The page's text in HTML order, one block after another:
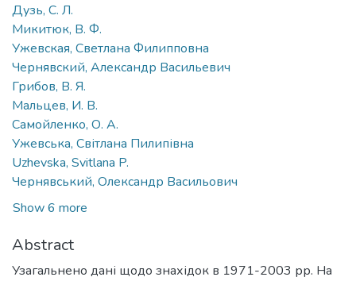
Дузь, С. Л.
Микитюк, В. Ф.
Ужевская, Светлана Филипповна
Чернявский, Александр Васильевич
Грибов, В. Я.
Мальцев, И. В.
Самойленко, О. А.
Ужевська, Світлана Пилипівна
Uzhevska, Svitlana P.
Чернявський, Олександр Васильович
Show 6 more
Abstract
Узагальнено дані щодо знахідок в 1971-2003 рр. На